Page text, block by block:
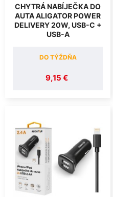
CHYTRÁ NABÍJEČKA DO
AUTA ALIGATOR POWER
DELIVERY 20W, USB-C +
USB-A
9,15 €
DO TÝŽDŇA